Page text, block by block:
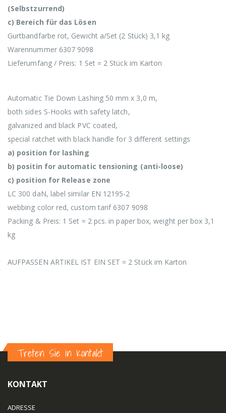
(Selbstzurrend)
c) Bereich für das Lösen
Gurtbandfarbe rot, Gewicht a/Set (2 Stück) 3,1 kg
Warennummer 6307 9098
Lieferumfang / Preis: 1 Set = 2 Stück im Karton
Automatic Tie Down Lashing 50 mm x 3,0 m,
both sides S-Hooks with safety latch,
galvanized and black PVC coated,
special ratchet with black handle for 3 different settings
a) position for lashing
b) positin for automatic tensioning (anti-loose)
c) position for Release zone
LC 300 daN, label similar EN 12195-2
webbing color red, custom tarif 6307 9098
Packing & Preis: 1 Set = 2 pcs. in paper box, weight per box 3,1
kg
AUFPASSEN ARTIKEL IST EIN SET = 2 Stück im Karton
Treten Sie in Kontakt
KONTAKT
ADRESSE